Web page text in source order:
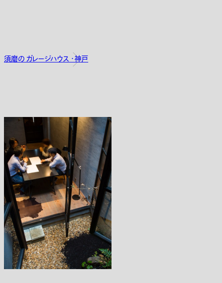
須磨の ガレージハウス ・神戸